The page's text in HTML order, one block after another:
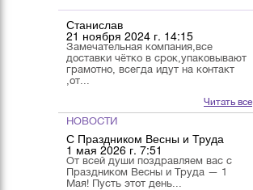
Станислав
21 ноября 2024 г. 14:15
Замечательная компания,все
доставки чётко в срок,упаковывают
грамотно, всегда идут на контакт
,от...
Читать все
НОВОСТИ
С Праздником Весны и Труда
1 мая 2026 г. 7:51
От всей души поздравляем вас с
Праздником Весны и Труда — 1
Мая! Пусть этот день...